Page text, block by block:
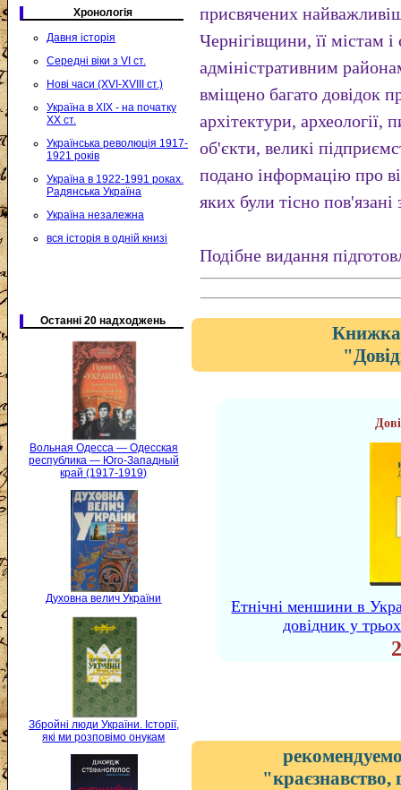
Хронологія
Давня історія
Середні віки з VI ст.
Нові часи (XVI-XVIII ст.)
Україна в XIX - на початку
XX ст.
Українська революція 1917-
1921 років
Україна в 1922-1991 роках.
Радянська Україна
Україна незалежна
вся історія в одній книзі
Останні 20 надходжень
Вольная Одесса — Одесская
республика — Юго-Западный
край (1917-1919)
Духовна велич України
Збройні люди України. Історії,
які ми розповімо онукам
присвячених
Чернігівщини, її містам
адміністративним
вміщено багато довідок
архітектури, археології,
об'єкти, великі
подано інформацію про
яких були тісно
Подібне видання
Книжка
Етнічні меншини в
довідник у
"краєзнавство,